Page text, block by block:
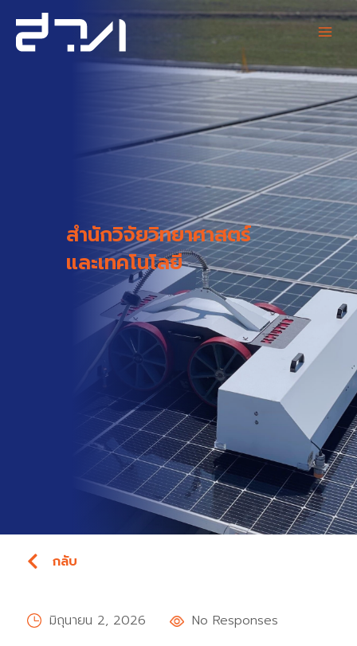
content
Main
สำนักวิจัยวิทยาศาสตร์
และเทคโนโลยี
กลับ
มิถุนายน 2, 2026 No Responses